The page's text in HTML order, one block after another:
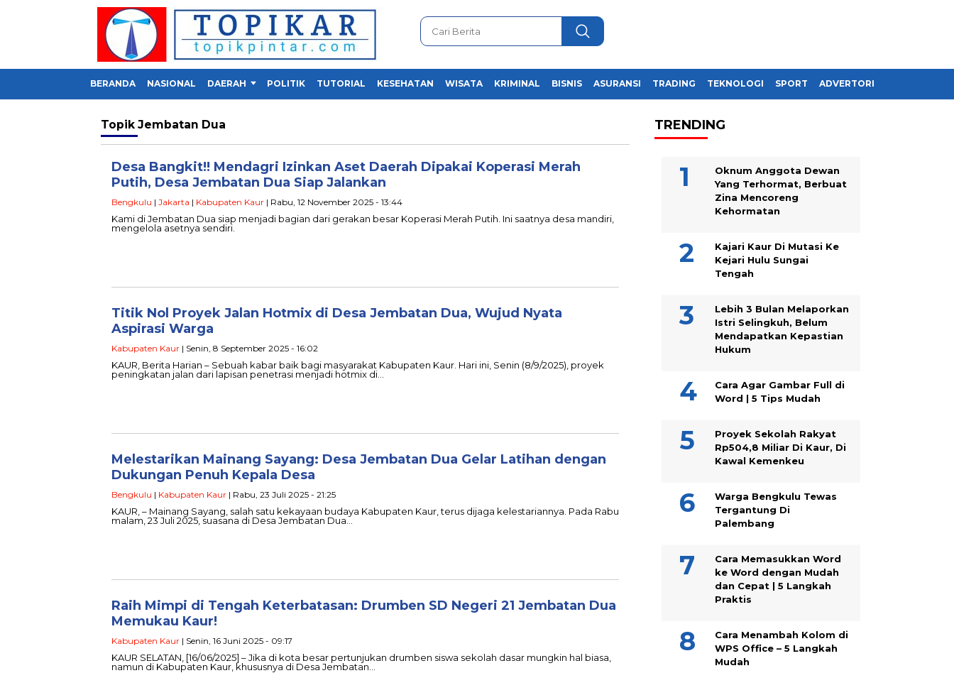
BERANDA NASIONAL DAERAH POLITIK TUTORIAL KESEHATAN WISATA KRIMINAL BISNIS ASURANSI TRADING TEKNOLOGI SPORT ADVERTORIAL
Topik Jembatan Dua
Desa Bangkit!! Mendagri Izinkan Aset Daerah Dipakai Koperasi Merah
Putih, Desa Jembatan Dua Siap Jalankan
Bengkulu | Jakarta | Kabupaten Kaur | Rabu, 12 November 2025 - 13:44
Kami di Jembatan Dua siap menjadi bagian dari gerakan besar Koperasi Merah Putih. Ini saatnya desa mandiri,
mengelola asetnya sendiri.
Titik Nol Proyek Jalan Hotmix di Desa Jembatan Dua, Wujud Nyata
Aspirasi Warga
Kabupaten Kaur | Senin, 8 September 2025 - 16:02
KAUR, Berita Harian – Sebuah kabar baik bagi masyarakat Kabupaten Kaur. Hari ini, Senin (8/9/2025), proyek
peningkatan jalan dari lapisan penetrasi menjadi hotmix di…
Melestarikan Mainang Sayang: Desa Jembatan Dua Gelar Latihan dengan
Dukungan Penuh Kepala Desa
Bengkulu | Kabupaten Kaur | Rabu, 23 Juli 2025 - 21:25
KAUR, – Mainang Sayang, salah satu kekayaan budaya Kabupaten Kaur, terus dijaga kelestariannya. Pada Rabu
malam, 23 Juli 2025, suasana di Desa Jembatan Dua…
Raih Mimpi di Tengah Keterbatasan: Drumben SD Negeri 21 Jembatan Dua
Memukau Kaur!
Kabupaten Kaur | Senin, 16 Juni 2025 - 09:17
KAUR SELATAN, [16/06/2025] – Jika di kota besar pertunjukan drumben siswa sekolah dasar mungkin hal biasa,
namun di Kabupaten Kaur, khususnya di Desa Jembatan…
TRENDING
Oknum Anggota Dewan
Yang Terhormat, Berbuat
Zina Mencoreng
Kehormatan
Kajari Kaur Di Mutasi Ke
Kejari Hulu Sungai
Tengah
Lebih 3 Bulan Melaporkan
Istri Selingkuh, Belum
Mendapatkan Kepastian
Hukum
Cara Agar Gambar Full di
Word | 5 Tips Mudah
Proyek Sekolah Rakyat
Rp504,8 Miliar Di Kaur, Di
Kawal Kemenkeu
Warga Bengkulu Tewas
Tergantung Di
Palembang
Cara Memasukkan Word
ke Word dengan Mudah
dan Cepat | 5 Langkah
Praktis
Cara Menambah Kolom di
WPS Office – 5 Langkah
Mudah